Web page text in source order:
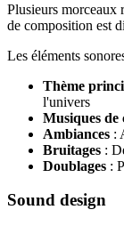
Plusieurs morceaux
de composition est
Les éléments
Thème
l'univers
Musiques de
Ambiances :
Bruitages :
Doublages :
Sound design